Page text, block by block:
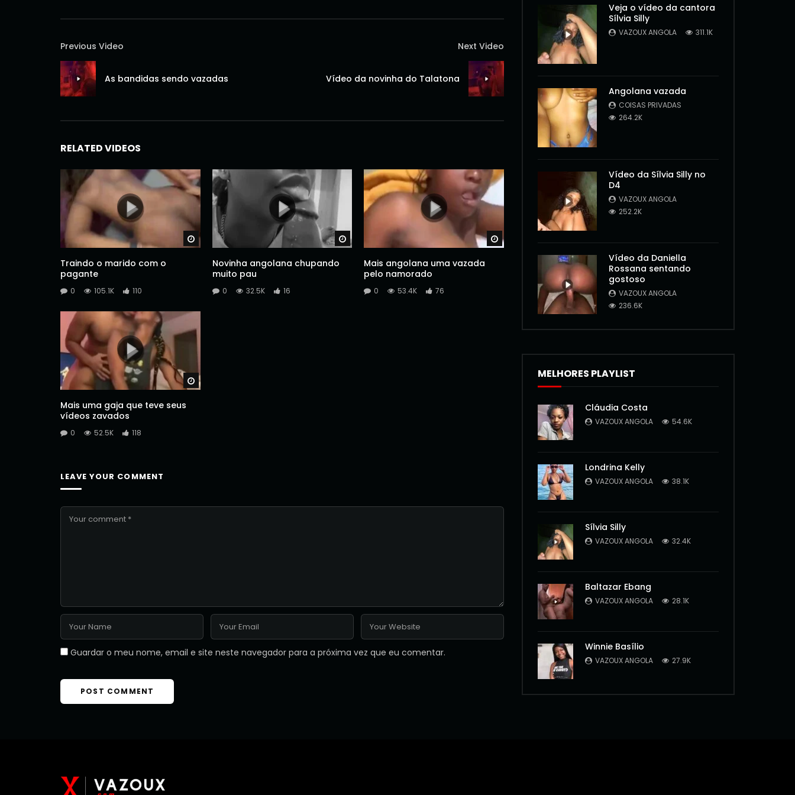
Previous Video
As bandidas sendo vazadas
Next Video
Vídeo da novinha do Talatona
RELATED VIDEOS
Watch Later
Traindo o marido com o
pagante
0 105.1K 110
Watch Later
Novinha angolana chupando
muito pau
0 32.5K 16
Watch Later
Mais angolana uma vazada
pelo namorado
0 53.4K 76
Watch Later
Mais uma gaja que teve seus
vídeos zavados
0 52.5K 118
LEAVE YOUR COMMENT
Guardar o meu nome, email e site neste navegador para a próxima vez que eu comentar.
Veja o vídeo da cantora
Sílvia Silly
VAZOUX ANGOLA 311.1K
Angolana vazada
COISAS PRIVADAS
264.2K
Vídeo da Sílvia Silly no
D4
VAZOUX ANGOLA
252.2K
Vídeo da Daniella
Rossana sentando
gostoso
VAZOUX ANGOLA
236.6K
MELHORES PLAYLIST
Cláudia Costa
VAZOUX ANGOLA 54.6K
Londrina Kelly
VAZOUX ANGOLA 38.1K
Sílvia Silly
VAZOUX ANGOLA 32.4K
Baltazar Ebang
VAZOUX ANGOLA 28.1K
Winnie Basílio
VAZOUX ANGOLA 27.9K